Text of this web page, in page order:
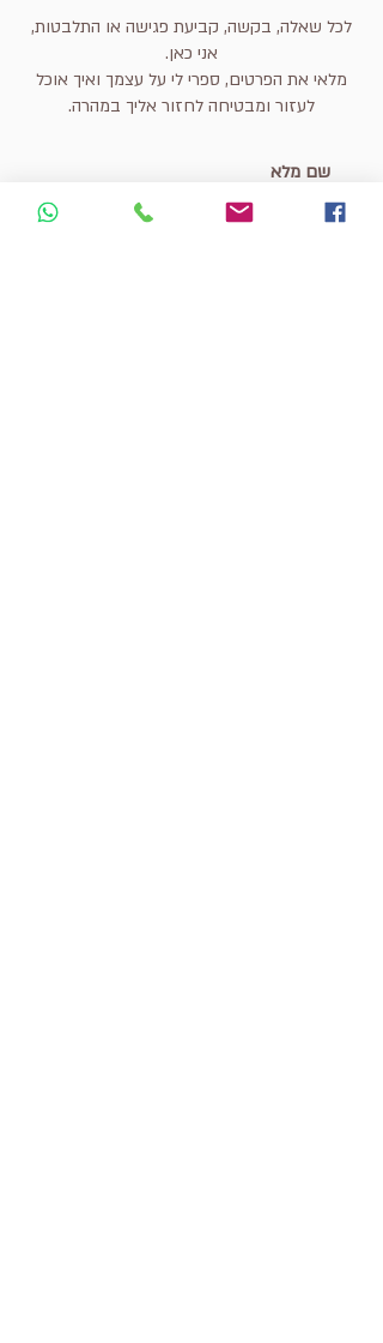
לכל שאלה, בקשה, קביעת פגישה או התלבטות,
אני כאן.
מלאי את הפרטים, ספרי לי על עצמך ואיך אוכל
לעזור ומבטיחה לחזור אליך במהרה.
שם מלא